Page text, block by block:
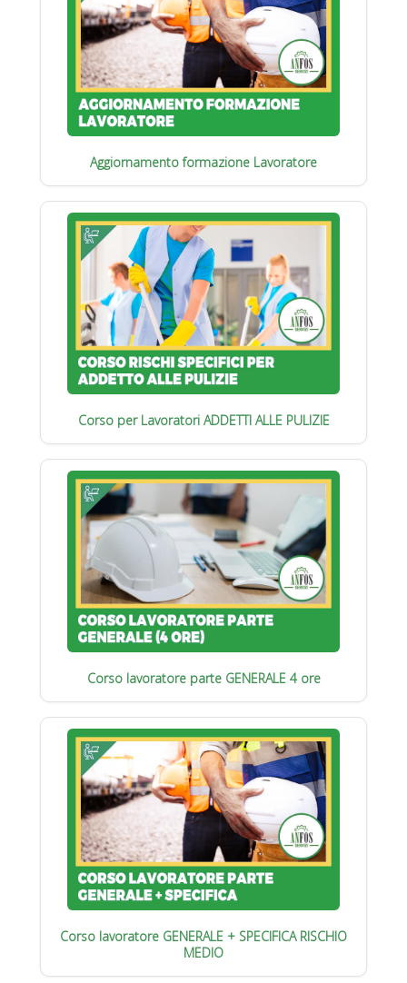
Aggiornamento formazione Lavoratore
Corso per Lavoratori ADDETTI ALLE PULIZIE
Corso lavoratore parte GENERALE 4 ore
Corso lavoratore GENERALE + SPECIFICA RISCHIO
MEDIO